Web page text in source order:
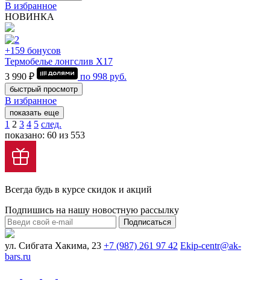
В избранное
НОВИНКА
+159 бонусов
Термобелье лонгслив Х17
3 990 ₽
по 998 руб.
быстрый просмотр
В избранное
показать еще
1 2 3 4 5 след.
показано: 60 из 553
Всегда будь в курсе скидок и акций
Подпишись на нашу новостную рассылку
Подписаться
ул. Сибгата Хакима, 23 +7 (987) 261 97 42 Ekip-centr@ak-
bars.ru